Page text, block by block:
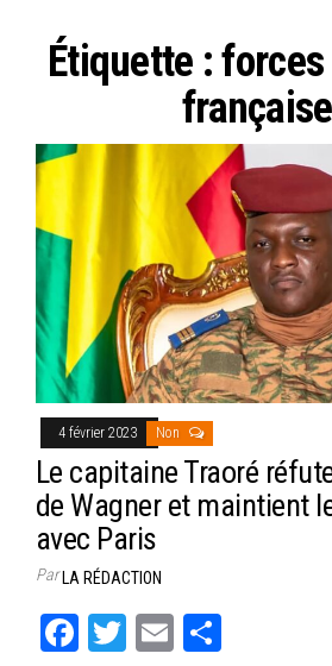
Étiquette :
4 février 2023 Non
Le capitaine Traoré
de Wagner et maintient
avec Paris
ParLA RÉDACTION
Fa
T
E